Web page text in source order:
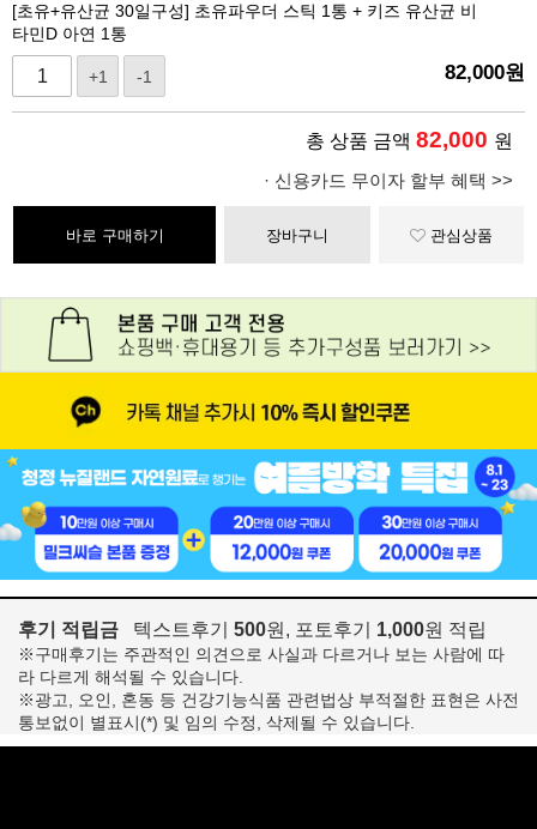
[초유+유산균 30일구성] 초유파우더 스틱 1통 + 키즈 유산균 비
타민D 아연 1통
+1 -1 82,000원
총 상품 금액 82,000 원
· 신용카드 무이자 할부 혜택 >>
바로 구매하기 장바구니 관심상품
후기 적립금 텍스트후기 500원, 포토후기 1,000원 적립
※구매후기는 주관적인 의견으로 사실과 다르거나 보는 사람에 따
라 다르게 해석될 수 있습니다.
※광고, 오인, 혼동 등 건강기능식품 관련법상 부적절한 표현은 사전
통보없이 별표시(*) 및 임의 수정, 삭제될 수 있습니다.